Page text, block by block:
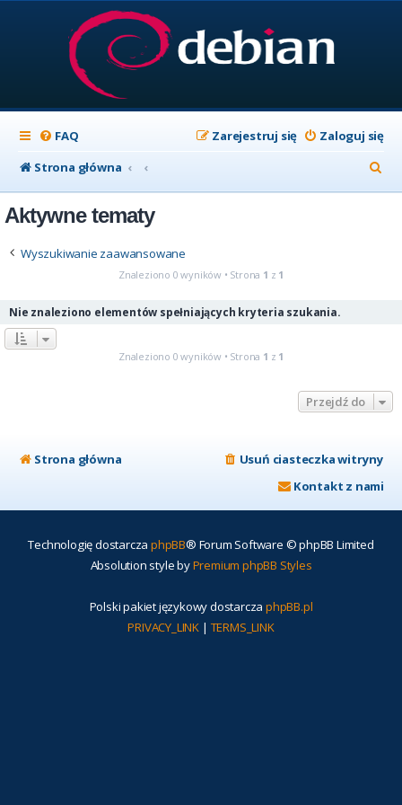
FAQ Zaloguj się
Zarejestruj się
Strona główna
z
Aktywne tematy
Wyszukiwanie zaawansowane
Znaleziono 0 wyników • Strona 1 z 1
Nie znaleziono elementów spełniających kryteria szukania.
Znaleziono 0 wyników • Strona 1 z 1
Przejdź do
Strona główna
Usuń ciasteczka witryny
Kontakt z nami
Technologię dostarcza phpBB® Forum Software © phpBB Limited
Absolution style byPremium phpBB Styles
Polski pakiet językowy dostarcza phpBB.pl
PRIVACY_LINK | TERMS_LINK